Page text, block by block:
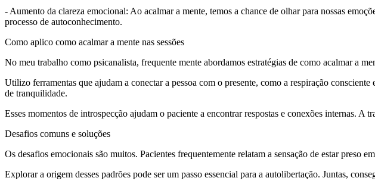
- Aumento da clareza emocional: Ao acalmar a mente, temos a chance de olhar para nossas
processo de autoconhecimento.
Como aplico como acalmar a mente nas sessões
No meu trabalho como psicanalista, frequente mente abordamos estratégias de como acalmar a
Utilizo ferramentas que ajudam a conectar a pessoa com o presente, como a respiração
de tranquilidade.
Esses momentos de introspecção ajudam o paciente a encontrar respostas e conexões internas.
Desafios comuns e soluções
Os desafios emocionais são muitos. Pacientes frequentemente relatam a sensação de estar preso
Explorar a origem desses padrões pode ser um passo essencial para a autolibertação. Juntas,